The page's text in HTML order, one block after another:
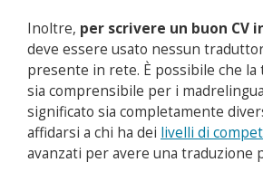
Inoltre, per scrivere un buon CV
deve essere usato nessun
presente in rete. È possibile che la
sia comprensibile per i
significato sia completamente
affidarsi a chi ha dei livelli di
avanzati per avere una traduzione